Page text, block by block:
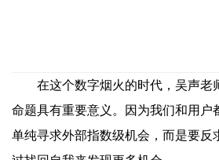
在这个数字烟火的时代，吴声老
命题具有重要意义。因为我们和用户
单纯寻求外部指数级机会，而是要反